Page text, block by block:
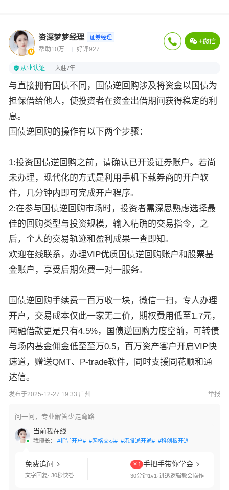
资深梦梦经理 证券经理
帮助10万+ 好评927
从业认证 入驻7年
与直接拥有国债不同，国债逆回购涉及将资金以国债为
担保借给他人，使投资者在资金出借期间获得稳定的利
息。
国债逆回购的操作有以下两个步骤：
1:投资国债逆回购之前，请确认已开设证券账户。若尚
未办理，现代化的方式是利用手机下载券商的开户软
件，几分钟内即可完成开户程序。
2:在参与国债逆回购市场时，投资者需深思熟虑选择最
佳的回购类型与投资规模，输入精确的交易指令，之
后，个人的交易轨迹和盈利成果一查即知。
欢迎在线联系，办理VIP优质国债逆回购账户和股票基
金账户，享受后期免费一对一服务。
国债逆回购手续费一百万收一块，微信一扫，专人办理
开户，交易成本仅此一家无二价，期权费用低至1.7元，
两融借款更是只有4.5%，国债逆回购力度空前，可转债
与场内基金佣金低至至万0.5，百万资产客户开启VIP快
速道，赠送QMT、P-trade软件，同时支援同花顺和通
达信。
发布于2025-12-27 19:33 广州 举报
问一问，专业解答少走弯路
当前我在线
我擅长： #指导开户# #网格交易# #港股通开通# #科创板开通#
免费追问
文字回复· 30秒快答
￥1 手把手带你学会
30分钟1v1·讲透逻辑教会操作